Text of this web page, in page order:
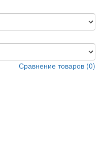
Сравнение товаров (0)